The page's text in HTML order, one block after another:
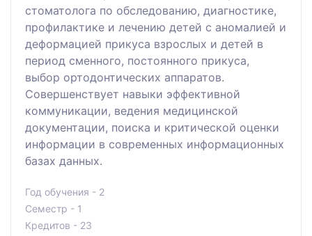
стоматолога по обследованию, диагностике,
профилактике и лечению детей с аномалией и
деформацией прикуса взрослых и детей в
период сменного, постоянного прикуса,
выбор ортодонтических аппаратов.
Совершенствует навыки эффективной
коммуникации, ведения медицинской
документации, поиска и критической оценки
информации в современных информационных
базах данных.
Год обучения - 2
Семестр - 1
Кредитов - 23